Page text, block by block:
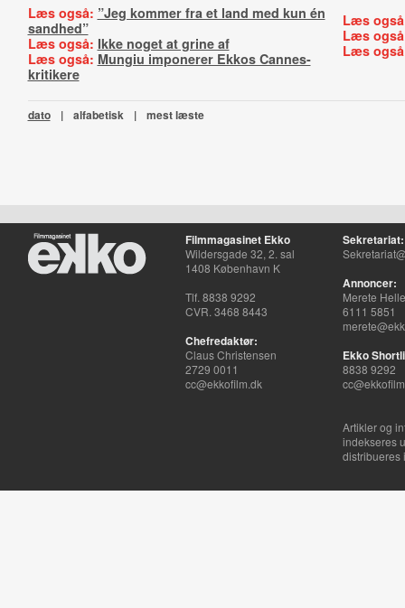
Læs også: ”Jeg kommer fra et land med kun én
sandhed”
Læs også: Ikke noget at grine af
Læs også: Mungiu imponerer Ekkos Cannes-
kritikere
Læs
Læs
Læs
dato | alfabetisk | mest læste
Filmmagasinet Ekko
Wildersgade 32, 2. sal
1408 København K
Tlf. 8838 9292
CVR. 3468 8443
Chefredaktør:
Claus Christensen
2729 0011
cc@ekkofilm.dk
Sekretariat:
Annoncer:
Merete
6111 5851
Ekko
8838 9292
Artikler og
indekseres
distribueres